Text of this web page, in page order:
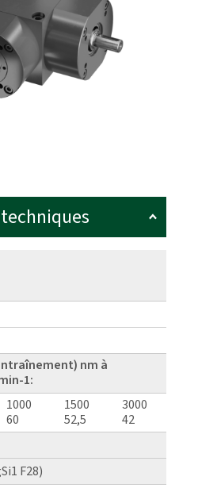
nm à
1:
1000
60
1500
52,5
3000
42
F28)